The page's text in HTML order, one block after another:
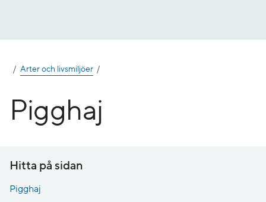
Arter och livsmiljöer
Pigghaj
Hitta på sidan
Pigghaj